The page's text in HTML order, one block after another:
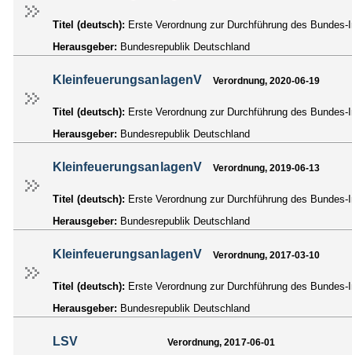
Titel (deutsch): Erste Verordnung zur Durchführung des
Herausgeber: Bundesrepublik Deutschland
KleinfeuerungsanlagenV Verordnung, 2020-06-19
Titel (deutsch): Erste Verordnung zur Durchführung des
Herausgeber: Bundesrepublik Deutschland
KleinfeuerungsanlagenV Verordnung, 2019-06-13
Titel (deutsch): Erste Verordnung zur Durchführung des
Herausgeber: Bundesrepublik Deutschland
KleinfeuerungsanlagenV Verordnung, 2017-03-10
Titel (deutsch): Erste Verordnung zur Durchführung des
Herausgeber: Bundesrepublik Deutschland
LSV Verordnung, 2017-06-01